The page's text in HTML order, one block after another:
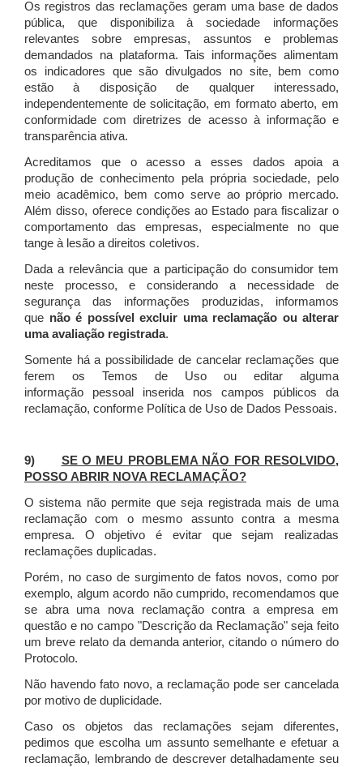
Os registros das reclamações geram uma base de dados
pública, que disponibiliza à sociedade informações
relevantes sobre empresas, assuntos e problemas
demandados na plataforma. Tais informações alimentam
os indicadores que são divulgados no site, bem como
estão à disposição de qualquer interessado,
independentemente de solicitação, em formato aberto, em
conformidade com diretrizes de acesso à informação e
transparência ativa.
Acreditamos que o acesso a esses dados apoia a
produção de conhecimento pela própria sociedade, pelo
meio acadêmico, bem como serve ao próprio mercado.
Além disso, oferece condições ao Estado para fiscalizar o
comportamento das empresas, especialmente no que
tange à lesão a direitos coletivos.
Dada a relevância que a participação do consumidor tem
neste processo, e considerando a necessidade de
segurança das informações produzidas, informamos
que não é possível excluir uma reclamação ou alterar
uma avaliação registrada.
Somente há a possibilidade de cancelar reclamações que
ferem os Temos de Uso ou editar alguma
informação pessoal inserida nos campos públicos da
reclamação, conforme Política de Uso de Dados Pessoais.
9) SE O MEU PROBLEMA NÃO FOR RESOLVIDO,
POSSO ABRIR NOVA RECLAMAÇÃO?
O sistema não permite que seja registrada mais de uma
reclamação com o mesmo assunto contra a mesma
empresa. O objetivo é evitar que sejam realizadas
reclamações duplicadas.
Porém, no caso de surgimento de fatos novos, como por
exemplo, algum acordo não cumprido, recomendamos que
se abra uma nova reclamação contra a empresa em
questão e no campo "Descrição da Reclamação" seja feito
um breve relato da demanda anterior, citando o número do
Protocolo.
Não havendo fato novo, a reclamação pode ser cancelada
por motivo de duplicidade.
Caso os objetos das reclamações sejam diferentes,
pedimos que escolha um assunto semelhante e efetuar a
reclamação, lembrando de descrever detalhadamente seu